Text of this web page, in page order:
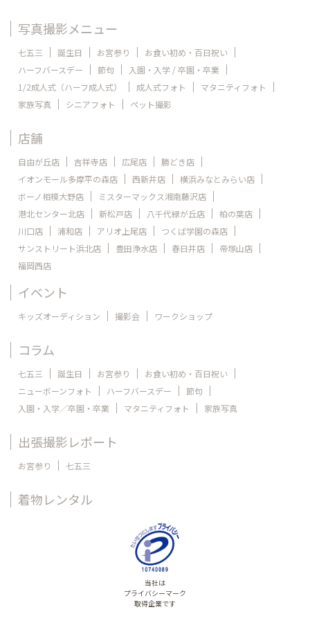
写真撮影メニュー
七五三 誕生日 お宮参り
お食い初め・百日祝い
ハーフバースデー
節句
入園・入学 / 卒園・卒業
1/2成人式（ハーフ成人式）
成人式フォト
マタニティフォト
家族写真
シニアフォト ペット撮影
店舗
自由が丘店 吉祥寺店 広尾店
勝どき店
イオンモール多摩平の森店
西新井店
横浜みなとみらい店
ボーノ相模大野店
ミスターマックス湘南藤沢店
港北センター北店
新松戸店 八千代緑が丘店
柏の葉店
川口店
浦和店 アリオ上尾店
つくば学園の森店
サンストリート浜北店
豊田浄水店 春日井店
帝塚山店
福岡西店
イベント
キッズオーディション 撮影会 ワークショップ
コラム
七五三 誕生日 お宮参り
お食い初め・百日祝い
ニューボーンフォト
ハーフバースデー
節句
入園・入学／卒園・卒業
マタニティフォト 家族写真
出張撮影レポート
お宮参り 七五三
着物レンタル
当社は
プライバシーマーク
取得企業です